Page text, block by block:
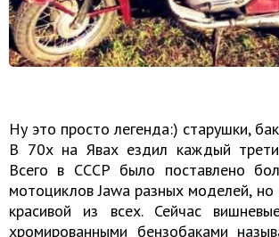
Ну это просто легенда:) старушки,
В 70х на Явах ездил каждый
Всего в СССР было поставлено
мотоциклов Jawa разных моделей,
красивой из всех. Сейчас
хромированными бензобаками